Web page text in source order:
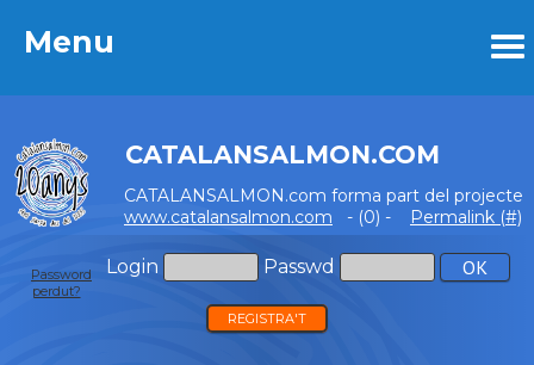
Menu
CATALANSALMON.COM
CATALANSALMON.com forma part del projecte
www.catalansalmon.com - (0) - Permalink (#)
Login Passwd
Password
perdut?
REGISTRA'T
Menu